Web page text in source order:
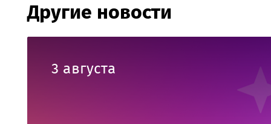
Другие новости
3 августа